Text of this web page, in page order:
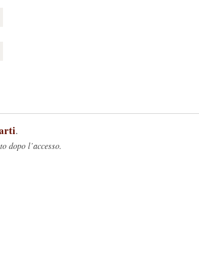
.
dopo l’accesso.